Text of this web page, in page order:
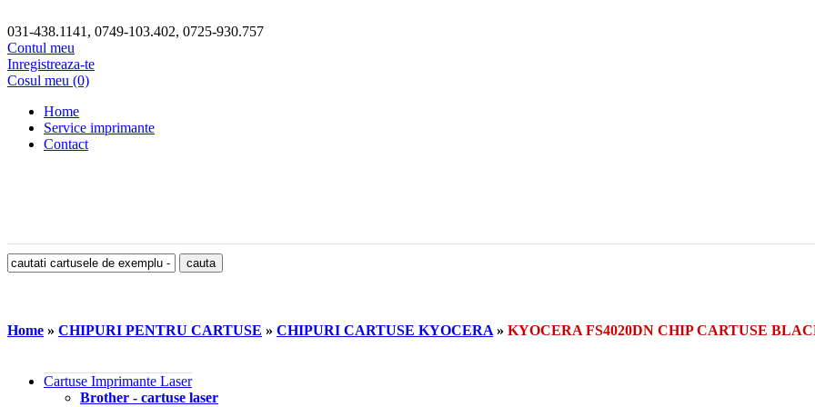
031-438.1141, 0749-103.402, 0725-930.757
Contul meu
Inregistreaza-te
Cosul meu (0)
Home
Service imprimante
Contact
Home » CHIPURI PENTRU CARTUSE » CHIPURI CARTUSE KYOCERA » KYOCERA FS4020DN CHIP CARTUSE
Cartuse Imprimante Laser
Brother - cartuse laser